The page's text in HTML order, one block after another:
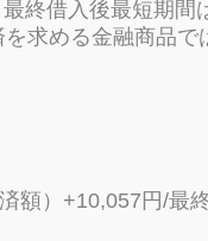
終借入後最短期間
求める金融商品で
額）+10,057円/最